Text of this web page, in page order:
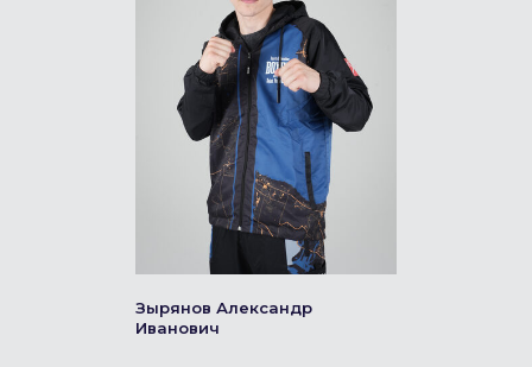
Зырянов Александр
Иванович